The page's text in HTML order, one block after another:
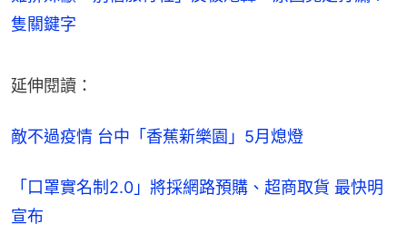
隻關鍵字
延伸閱讀：
敵不過疫情 台中「香蕉新樂園」5月熄燈
「口罩實名制2.0」將採網路預購、超商取貨 最快明
宣布